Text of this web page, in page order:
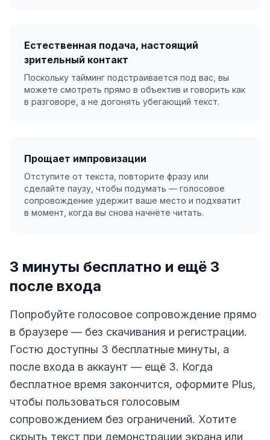
Естественная подача, настоящий
зрительный контакт
Поскольку тайминг подстраивается под вас, вы
можете смотреть прямо в объектив и говорить как
в разговоре, а не догонять убегающий текст.
Прощает импровизации
Отступите от текста, повторите фразу или
сделайте паузу, чтобы подумать — голосовое
сопровождение удержит ваше место и подхватит
в момент, когда вы снова начнёте читать.
3 минуты бесплатно и ещё 3
после входа
Попробуйте голосовое сопровождение прямо
в браузере — без скачивания и регистрации.
Гостю доступны 3 бесплатные минуты, а
после входа в аккаунт — ещё 3. Когда
бесплатное время закончится, оформите Plus,
чтобы пользоваться голосовым
сопровождением без ограничений. Хотите
скрыть текст при демонстрации экрана или